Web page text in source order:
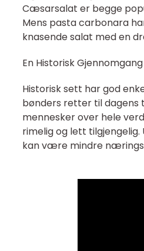
Cæsarsalat er begge
Mens pasta carbonara
knasende salat med en
En Historisk
Historisk sett har god
bønders retter til dagens
mennesker over hele
rimelig og lett
kan være mindre